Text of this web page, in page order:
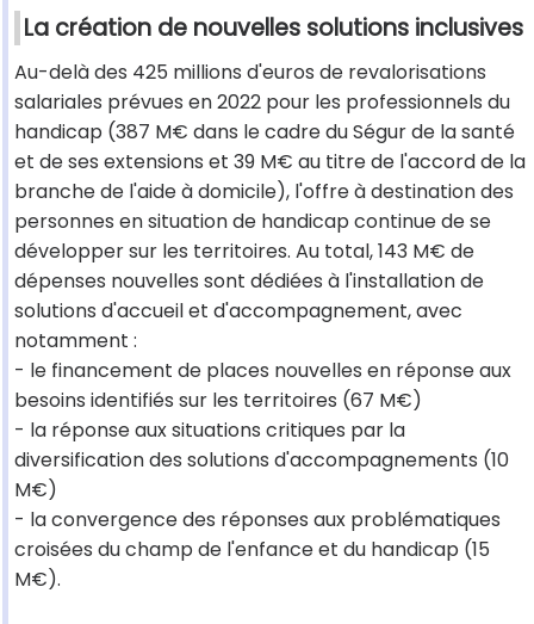
La création de nouvelles solutions inclusives
Au-delà des 425 millions d'euros de revalorisations
salariales prévues en 2022 pour les professionnels du
handicap (387 M€ dans le cadre du Ségur de la santé
et de ses extensions et 39 M€ au titre de l'accord de la
branche de l'aide à domicile), l'offre à destination des
personnes en situation de handicap continue de se
développer sur les territoires. Au total, 143 M€ de
dépenses nouvelles sont dédiées à l'installation de
solutions d'accueil et d'accompagnement, avec
notamment :
- le financement de places nouvelles en réponse aux
besoins identifiés sur les territoires (67 M€)
- la réponse aux situations critiques par la
diversification des solutions d'accompagnements (10
M€)
- la convergence des réponses aux problématiques
croisées du champ de l'enfance et du handicap (15
M€).